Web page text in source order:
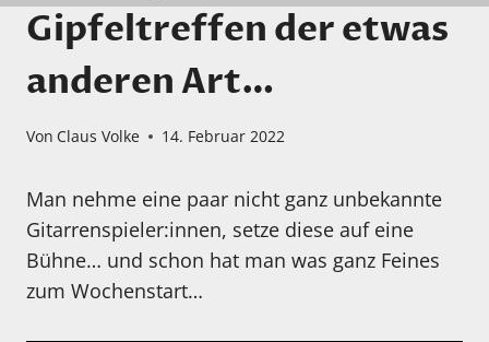
Gipfeltreffen der etwas
anderen Art…
Von Claus Volke 14. Februar 2022
Man nehme eine paar nicht ganz unbekannte
Gitarrenspieler:innen, setze diese auf eine
Bühne… und schon hat man was ganz Feines
zum Wochenstart…